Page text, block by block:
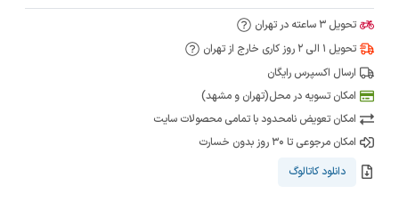
تحویل 3 ساعته در تهران
تحویل 1 الی 2 روز کاری خارج از تهران
ارسال اکسپرس رایگان
امکان تسویه در محل(تهران و مشهد)
امکان تعویض نامحدود با تمامی محصولات سایت
امکان مرجوعی تا 30 روز بدون خسارت
دانلود کاتالوگ